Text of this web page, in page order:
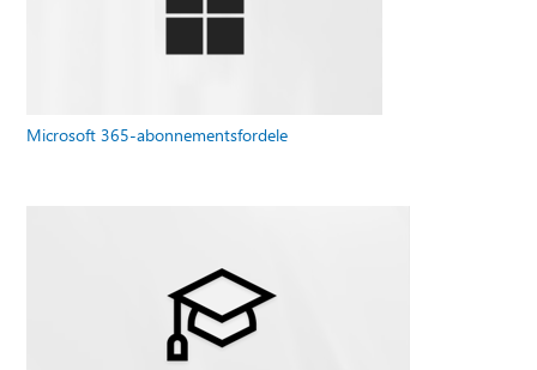
Microsoft 365-abonnementsfordele